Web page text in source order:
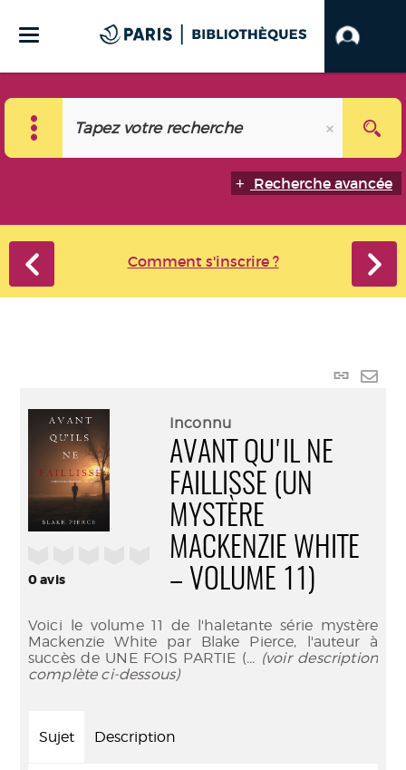
Recherche avancée
Comment s'inscrire ?
Lien
0avis
Inconnu
AVANT QU'IL NE
FAILLISSE (UN
MYSTÈRE
MACKENZIE WHITE
– VOLUME 11)
Voici le volume 11 de l'haletante série mystère
Mackenzie White par Blake Pierce, l'auteur à
succès de UNE FOIS PARTIE (... (voir description
complète ci-dessous)
Sujet Description